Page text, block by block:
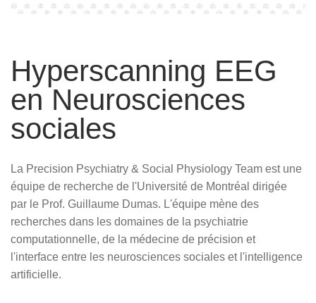
Hyperscanning EEG
en Neurosciences
sociales
La Precision Psychiatry & Social Physiology Team est une
équipe de recherche de l'Université de Montréal dirigée
par le Prof. Guillaume Dumas. L'équipe mène des
recherches dans les domaines de la psychiatrie
computationnelle, de la médecine de précision et
l'interface entre les neurosciences sociales et l'intelligence
artificielle.